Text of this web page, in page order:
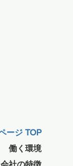
ージ TOP
働く環境
会社の特徴